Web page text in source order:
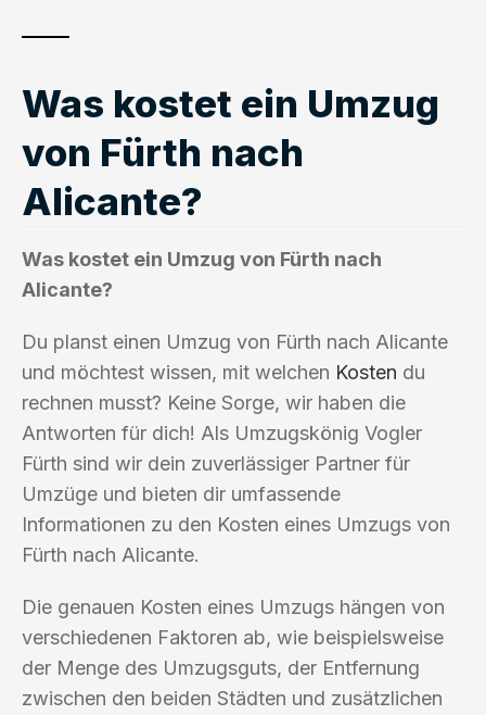
Was kostet ein Umzug
von Fürth nach
Alicante?
Was kostet ein Umzug von Fürth nach
Alicante?
Du planst einen Umzug von Fürth nach Alicante
und möchtest wissen, mit welchen Kosten du
rechnen musst? Keine Sorge, wir haben die
Antworten für dich! Als Umzugskönig Vogler
Fürth sind wir dein zuverlässiger Partner für
Umzüge und bieten dir umfassende
Informationen zu den Kosten eines Umzugs von
Fürth nach Alicante.
Die genauen Kosten eines Umzugs hängen von
verschiedenen Faktoren ab, wie beispielsweise
der Menge des Umzugsguts, der Entfernung
zwischen den beiden Städten und zusätzlichen